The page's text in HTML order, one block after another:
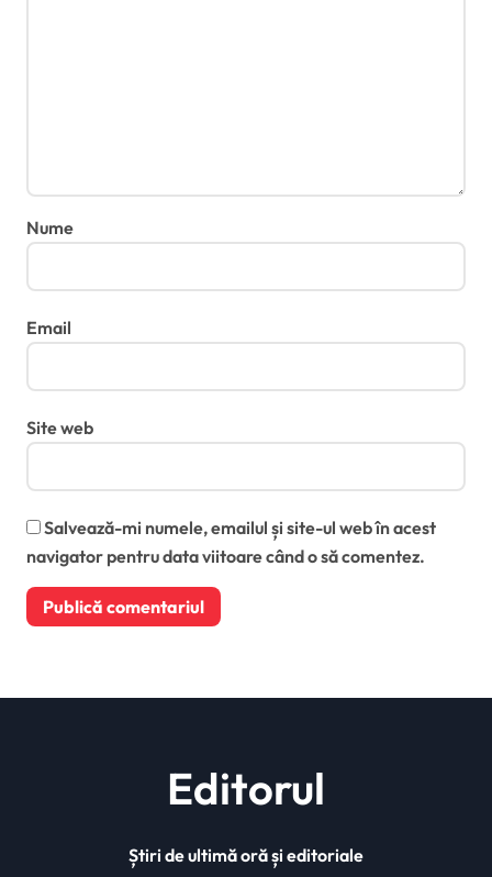
Nume
Email
Site web
Salvează-mi numele, emailul și site-ul web în acest
navigator pentru data viitoare când o să comentez.
Editorul
Știri de ultimă oră și editoriale